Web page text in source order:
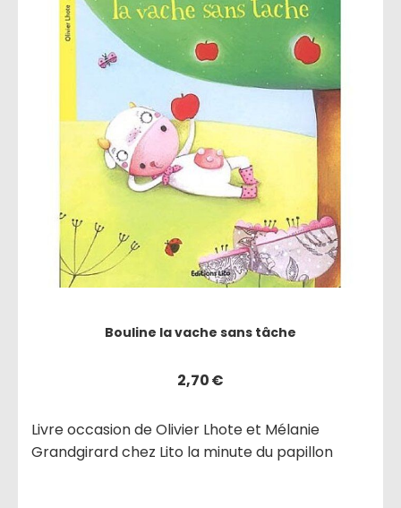
Bouline la vache sans tâche
2,70€
Livre occasion de Olivier Lhote et Mélanie
Grandgirard chez Lito la minute du papillon